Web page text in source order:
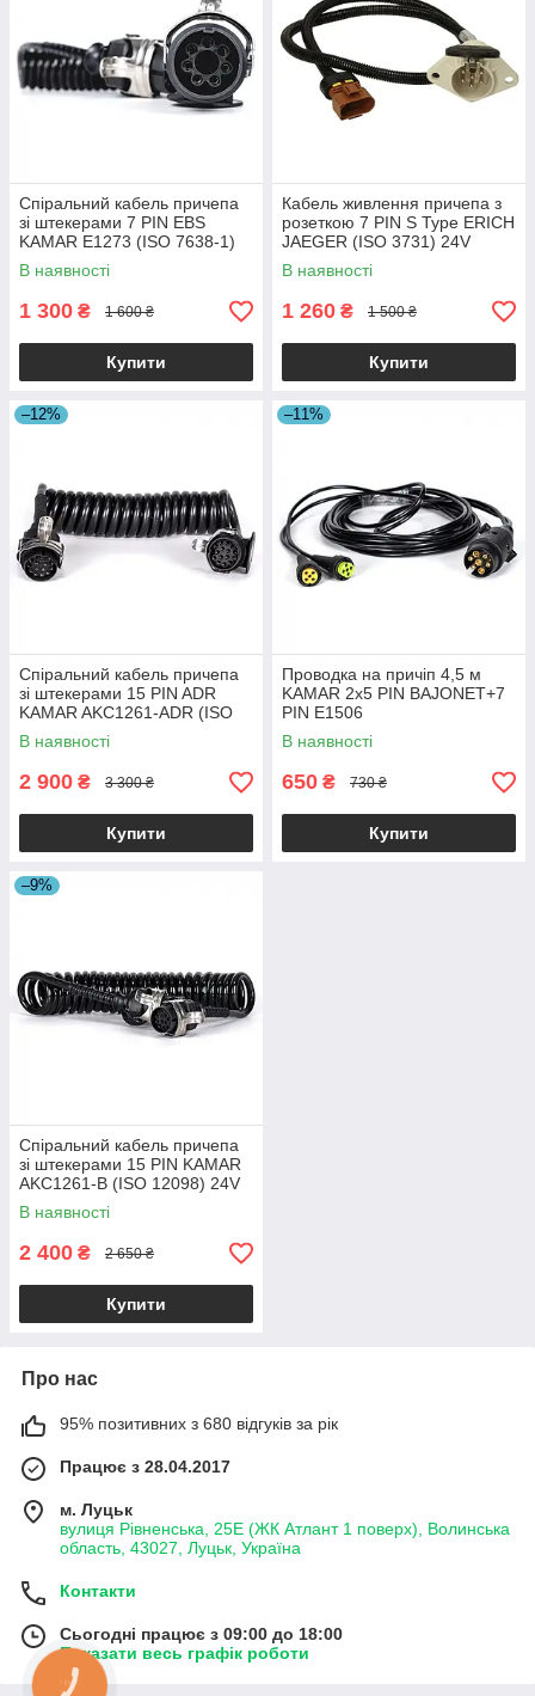
Спіральний кабель причепа
зі штекерами 7 PIN EBS
KAMAR E1273 (ISO 7638-1)
3,8 м
В наявності
1 300 ₴ 1 600 ₴
Купити
Кабель живлення причепа з
розеткою 7 PIN S Type ERICH
JAEGER (ISO 3731) 24V
В наявності
1 260 ₴ 1 500 ₴
Купити
–12%
Спіральний кабель причепа
зі штекерами 15 PIN ADR
KAMAR AKC1261-ADR (ISO
12098) 24V 3,8 м
В наявності
2 900 ₴ 3 300 ₴
Купити
–11%
Проводка на причіп 4,5 м
KAMAR 2x5 PIN BAJONET+7
PIN E1506
В наявності
650 ₴ 730 ₴
Купити
–9%
Спіральний кабель причепа
зі штекерами 15 PIN KAMAR
AKC1261-B (ISO 12098) 24V
5 м
В наявності
2 400 ₴ 2 650 ₴
Купити
Про нас
95% позитивних з 680 відгуків за рік
Працює з 28.04.2017
м. Луцьк
вулиця Рівненська, 25Е (ЖК Атлант 1 поверх), Волинська
область, 43027, Луцьк, Україна
Контакти
Сьогодні працює з 09:00 до 18:00
Показати весь графік роботи
КНОПКА
ЗВ'ЯЗКУ